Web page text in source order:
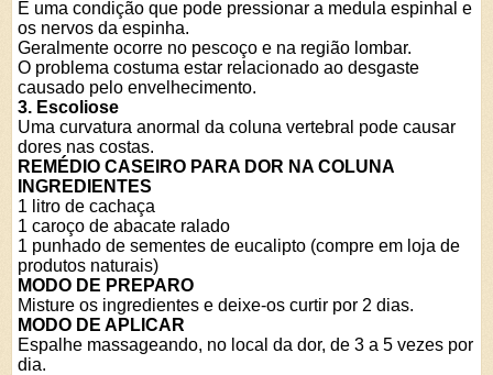
É uma condição que pode pressionar a medula espinhal e
os nervos da espinha.
Geralmente ocorre no pescoço e na região lombar.
O problema costuma estar relacionado ao desgaste
causado pelo envelhecimento.
3. Escoliose
Uma curvatura anormal da coluna vertebral pode causar
dores nas costas.
REMÉDIO CASEIRO PARA DOR NA COLUNA
INGREDIENTES
1 litro de cachaça
1 caroço de abacate ralado
1 punhado de sementes de eucalipto (compre em loja de
produtos naturais)
MODO DE PREPARO
Misture os ingredientes e deixe-os curtir por 2 dias.
MODO DE APLICAR
Espalhe massageando, no local da dor, de 3 a 5 vezes por
dia.